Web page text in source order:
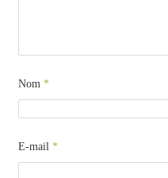
Nom *
E-mail *